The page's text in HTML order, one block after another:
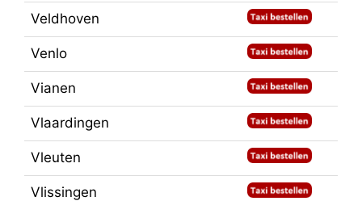
Veldhoven
Venlo
Vianen
Vlaardingen
Vleuten
Vlissingen